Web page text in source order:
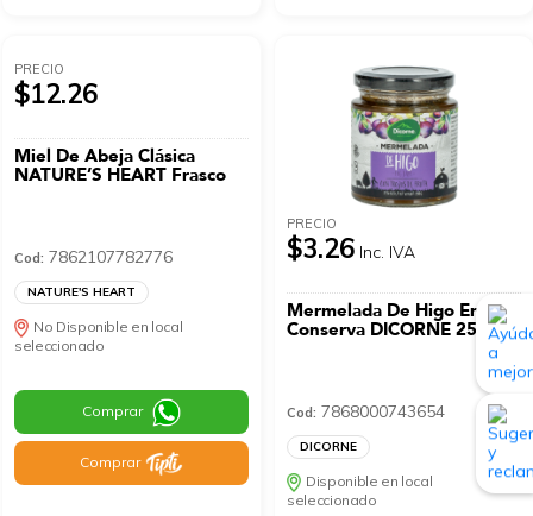
PRECIO
$12.26
Miel De Abeja Clásica
NATURE’S HEART Frasco
Cod: 7862107782776
NATURE'S HEART
No Disponible en local
seleccionado
Comprar
Comprar
PRECIO
$3.26 Inc. IVA
Mermelada De Higo En
Conserva DICORNE 250 G
Cod: 7868000743654
DICORNE
Disponible en local
seleccionado